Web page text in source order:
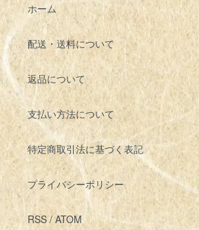
ホーム
配送・送料について
返品について
支払い方法について
特定商取引法に基づく表記
プライバシーポリシー
RSS/ATOM